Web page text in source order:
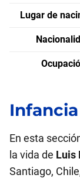
Lugar de
En esta
la vida de Luis
Santiago,